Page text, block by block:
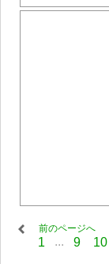
前のページへ
1 ... 9 10